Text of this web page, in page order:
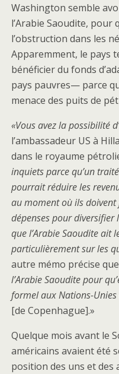
Washington semble
l’Arabie Saoudite, pour
l’obstruction dans les
Apparemment, le pays
bénéficier du fonds
pays pauvres— parce
menace des puits de
«Vous avez la possibilité
l’ambassadeur US à
dans le royaume
inquiets parce qu’un
pourrait réduire les
au moment où ils
dépenses pour diversifier
que l’Arabie Saoudite ait
particulièrement sur les
autre mémo précise que
l’Arabie Saoudite pour
formel aux Nations-
[de Copenhague].»
Quelque mois avant le
américains avaient été
position des uns et des